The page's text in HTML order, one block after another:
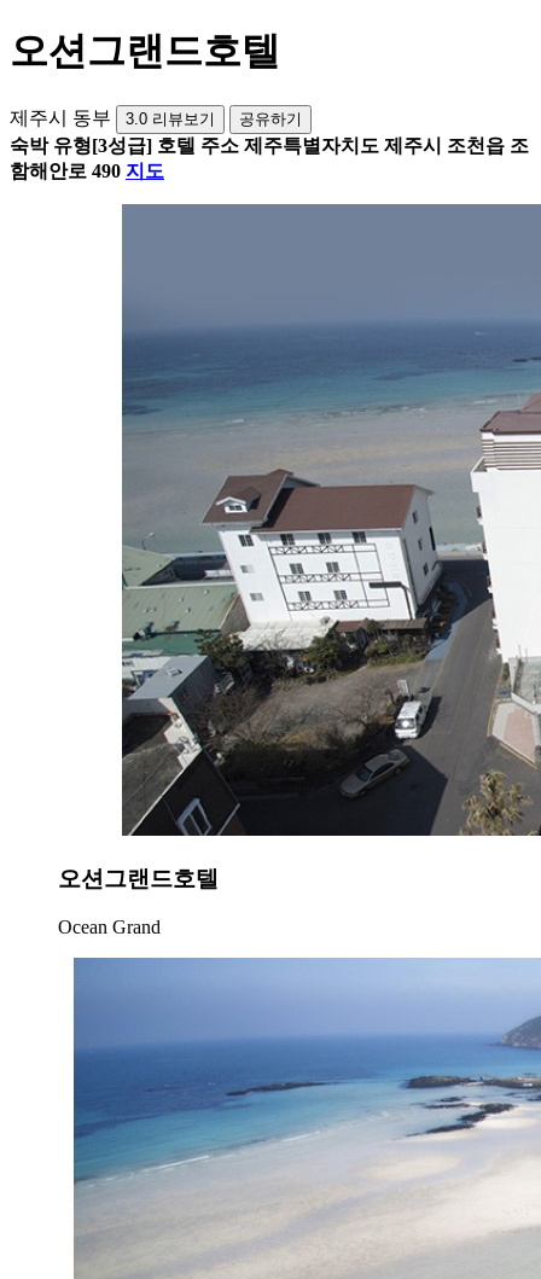
오션그랜드호텔
제주시 동부 3.0 리뷰보기 공유하기
숙박 유형[3성급] 호텔 주소 제주특별자치도 제주시 조천읍 조
함해안로 490 지도
오션그랜드호텔
Ocean Grand